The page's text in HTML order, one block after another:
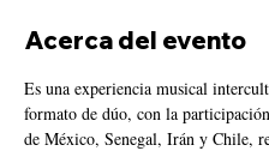
Acerca del evento
Es una experiencia musical
formato de dúo, con la
de México, Senegal, Irán y Chile,